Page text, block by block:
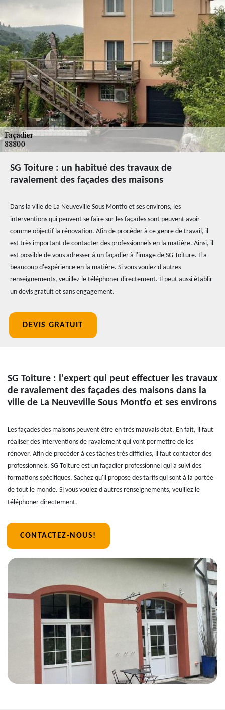
SG Toiture : un habitué des travaux de
ravalement des façades des maisons
Dans la ville de La Neuveville Sous Montfo et ses environs, les
interventions qui peuvent se faire sur les façades sont peuvent avoir
comme objectif la rénovation. Afin de procéder à ce genre de travail, il
est très important de contacter des professionnels en la matière. Ainsi, il
est possible de vous adresser à un façadier à l'image de SG Toiture. Il a
beaucoup d'expérience en la matière. Si vous voulez d'autres
renseignements, veuillez le téléphoner directement. Il peut aussi établir
un devis gratuit et sans engagement.
DEVIS GRATUIT
SG Toiture : l'expert qui peut effectuer les travaux
de ravalement des façades des maisons dans la
ville de La Neuveville Sous Montfo et ses environs
Les façades des maisons peuvent être en très mauvais état. En fait, il faut
réaliser des interventions de ravalement qui vont permettre de les
rénover. Afin de procéder à ces tâches très difficiles, il faut contacter des
professionnels. SG Toiture est un façadier professionnel qui a suivi des
formations spécifiques. Sachez qu'il propose des tarifs qui sont à la portée
de tout le monde. Si vous voulez d'autres renseignements, veuillez le
téléphoner directement.
CONTACTEZ-NOUS!